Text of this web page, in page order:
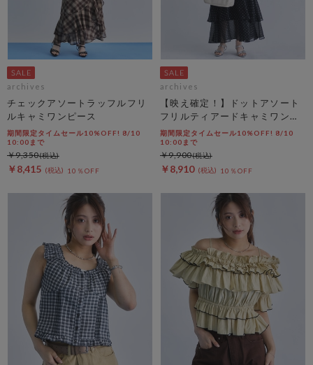
archives
チェックアソートラッフルフリ
ルキャミワンピース
期間限定タイムセール10%OFF! 8/10
10:00まで
￥8,415 10％OFF
￥9,350
archives
【映え確定！】ドットアソート
フリルティアードキャミワンピ
ース
期間限定タイムセール10%OFF! 8/10
10:00まで
￥8,910 10％OFF
￥9,900